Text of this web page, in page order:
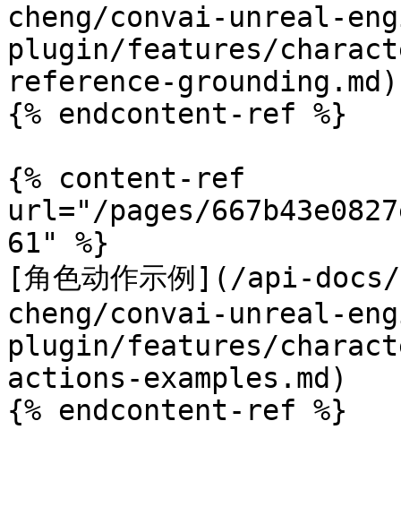
cheng/convai-unreal-
plugin/features/
reference-grounding.md)
{% endcontent-ref %}
{% content-ref
url="/pages/
61" %}
[角色动作示例](/api-
cheng/convai-unreal-
plugin/features/
actions-examples.md)
{% endcontent-ref %}